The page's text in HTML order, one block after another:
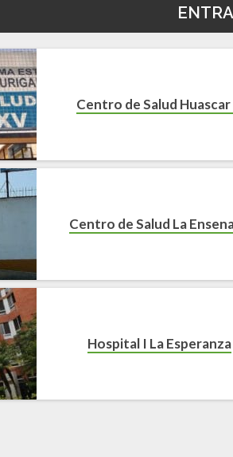
Centro de Salud
Centro de Salud La
Hospital I La Esperanza